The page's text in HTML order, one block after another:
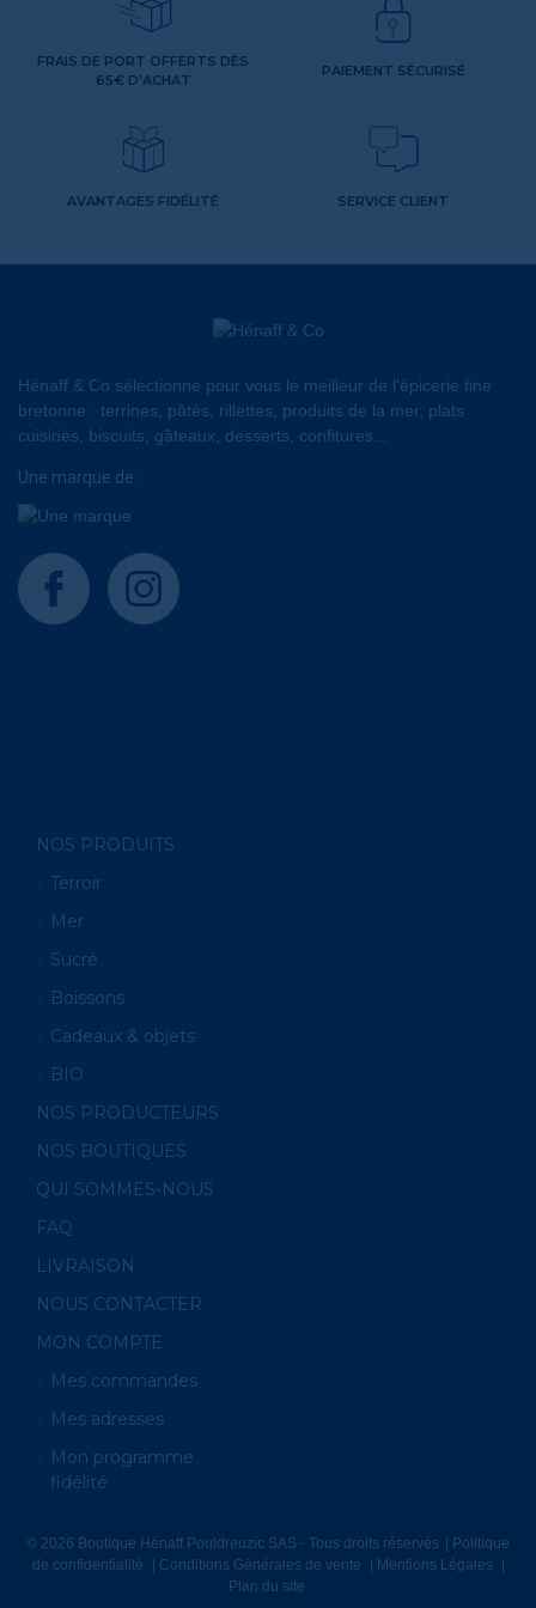
FRAIS DE PORT OFFERTS DÈS
65€ D'ACHAT
PAIEMENT SÉCURISÉ
AVANTAGES FIDÉLITÉ SERVICE CLIENT
Hénaff & Co sélectionne pour vous le meilleur de l'épicerie fine
bretonne : terrines, pâtés, rillettes, produits de la mer, plats
cuisinés, biscuits, gâteaux, desserts, confitures...
Une marque de:
facebook instagram
NOS PRODUITS
Terroir
Mer
Sucré
Boissons
Cadeaux & objets
BIO
NOS PRODUCTEURS
NOS BOUTIQUES
QUI SOMMES-NOUS
FAQ
LIVRAISON
NOUS CONTACTER
MON COMPTE
Mes commandes
Mes adresses
Mon programme
fidélité
© 2026 Boutique Hénaff Pouldreuzic SAS - Tous droits réservés
Politique
de confidentialité
Conditions Générales de vente
Mentions Légales
Plan du site